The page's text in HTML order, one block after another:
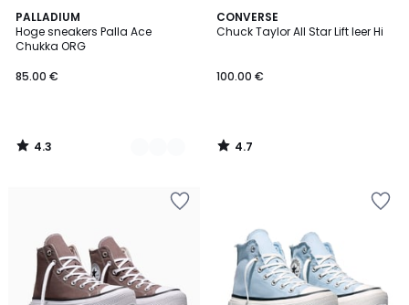
PALLADIUM
Hoge sneakers Palla Ace
Chukka ORG
85.00 €
4.3
/ 5
4
Kleuren
4.3
/
CONVERSE
Chuck Taylor All Star Lift leer Hi
100.00 €
4.7
/ 5
4.7
/